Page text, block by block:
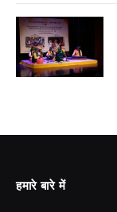
हमारे बारे में